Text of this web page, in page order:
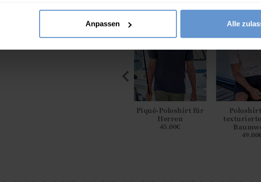
Anpassen Alle
Piqué-Poloshirt für
Herren
45.00€
49.00